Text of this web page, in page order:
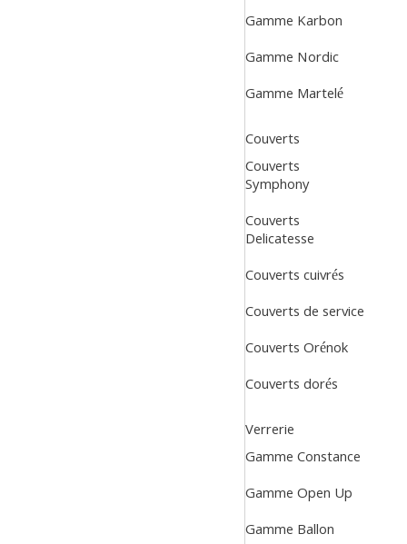
Gamme Karbon
Gamme Nordic
Gamme Martelé
Couverts
Couverts
Symphony
Couverts
Delicatesse
Couverts cuivrés
Couverts de service
Couverts Orénok
Couverts dorés
Verrerie
Gamme Constance
Gamme Open Up
Gamme Ballon